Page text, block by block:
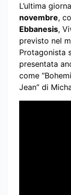
L’ultima
novembre,
Ebbanesis,
previsto nel
Protagonista
presentata
come
Jean” di